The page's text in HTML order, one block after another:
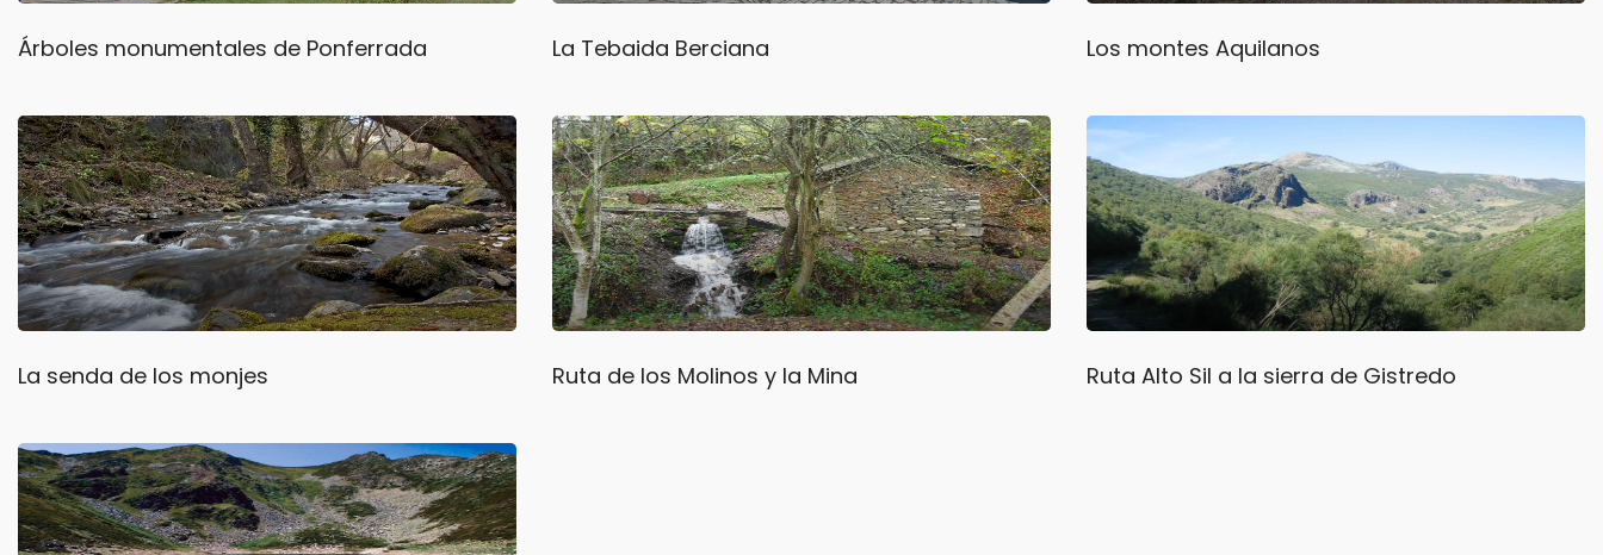
Árboles monumentales de Ponferrada La Tebaida Berciana Los montes Aquilanos
La senda de los monjes Ruta de los Molinos y la Mina Ruta Alto Sil a la sierra de Gistredo